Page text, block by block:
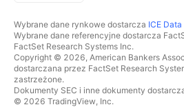
Wybrane dane rynkowe dostarcza ICE
Wybrane dane referencyjne dostarcza
FactSet Research Systems Inc.
Copyright © 2026, American Bankers
dostarczana przez FactSet Research
zastrzeżone.
Dokumenty SEC i inne dokumenty
© 2026 TradingView, Inc.